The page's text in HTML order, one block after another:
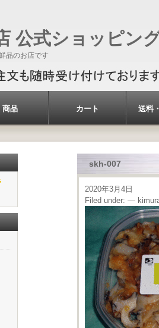
公式ショッピン
品のお店です
商品 カート 送料
skh-007
2020年3月4日
Filed under: —